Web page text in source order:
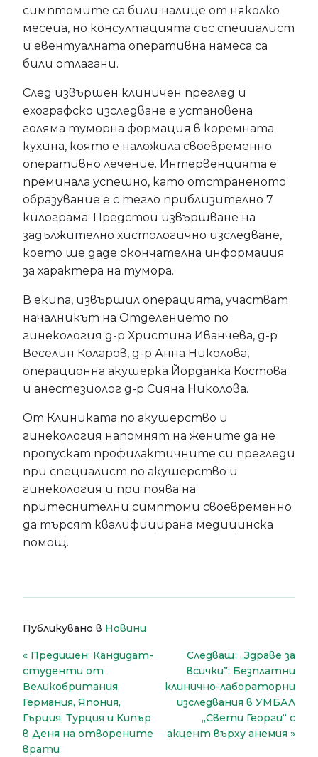
симптомите са били налице от няколко
месеца, но консултацията със специалист
и евентуалната оперативна намеса са
били отлагани.
След извършен клиничен преглед и
ехографско изследване е установена
голяма туморна формация в коремната
кухина, която е наложила своевременно
оперативно лечение. Интервенцията е
преминала успешно, като отстраненото
образувание е с тегло приблизително 7
килограма. Предстои извършване на
задължително хистологично изследване,
което ще даде окончателна информация
за характера на тумора.
В екипа, извършил операцията, участват
началникът на Отделението по
гинекология д-р Христина Иванчева, д-р
Веселин Коларов, д-р Анна Николова,
операционна акушерка Йорданка Костова
и анестезиолог д-р Сияна Николова.
От Клиниката по акушерство и
гинекология напомнят на жените да не
пропускат профилактичните си прегледи
при специалист по акушерство и
гинекология и при поява на
притеснителни симптоми своевременно
да търсят квалифицирана медицинска
помощ.
Публикувано в Новини
Навигация
Предишен: Кандидат-
студенти от
Великобритания,
Германия, Япония,
Гърция, Турция и Кипър
в Деня на отворените
врати
Следващ: „Здраве за
всички”: Безплатни
клинично-лабораторни
изследвания в УМБАЛ
„Свети Георги“ с
акцент върху анемия